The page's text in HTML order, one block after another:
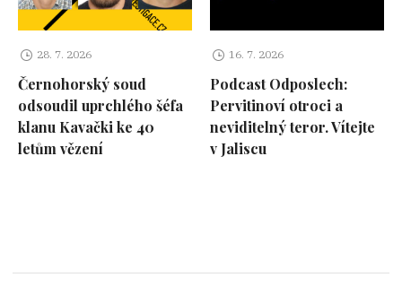
28. 7. 2026
Černohorský soud
odsoudil uprchlého šéfa
klanu Kavački ke 40
letům vězení
16. 7. 2026
Podcast Odposlech:
Pervitinoví otroci a
neviditelný teror. Vítejte
v Jaliscu